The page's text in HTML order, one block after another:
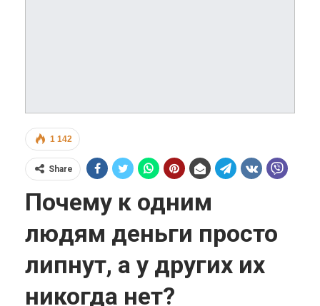
1 142
Share
Почему к одним
людям деньги просто
липнут, а у других их
никогда нет?